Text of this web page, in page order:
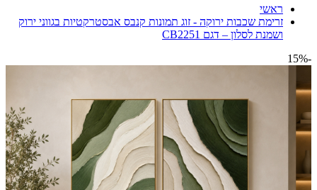
ראשי
זרימת שכבות ירוקה - זוג תמונות קנבס אבסטרקטיות בגווני ירוק
ושמנת לסלון – דגם CB2251
-15%